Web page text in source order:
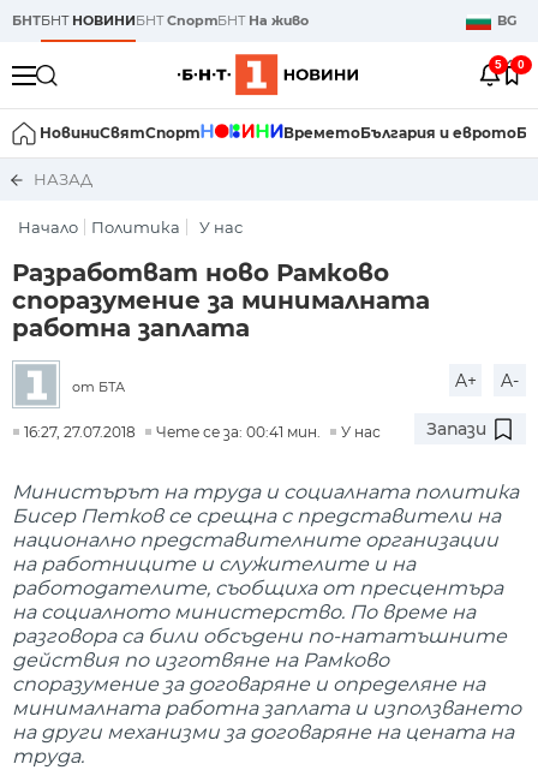
БНТБНТ НОВИНИБНТСпортБНТ На живо BG
5 0
НовиниСвятСпорт ВреметоБългария и еврото
НАЗАД
Начало Политика У нас
Разработват ново Рамково
споразумение за минималната
работна заплата
от БТА A+ A-
16:27, 27.07.2018 Чете се за: 00:41 мин. У нас Запази
Министърът на труда и социалната политика
Бисер Петков се срещна с представители на
национално представителните организации
на работниците и служителите и на
рабoтодателите, съобщиха от пресцентъра
на социалното министерство. По време на
разговора са били обсъдени по-нататъшните
действия по изготвяне на Рамково
споразумение за договаряне и определяне на
минималната работна заплата и използването
на други механизми за договаряне на цената на
труда.